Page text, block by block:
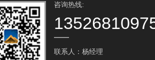
咨询热线:
联系人：杨经理